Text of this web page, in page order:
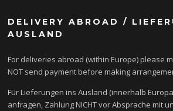
DELIVERY ABROAD /
AUSLAND
For deliveries abroad (within Europe) please
NOT send payment before making
Für Lieferungen ins Ausland (innerhalb
anfragen, Zahlung NICHT vor Absprache mit